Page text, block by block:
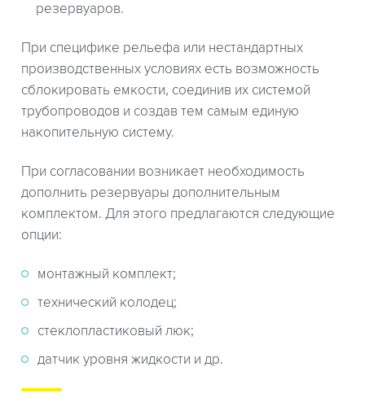
резервуаров.
При специфике рельефа или нестандартных
производственных условиях есть возможность
сблокировать емкости, соединив их системой
трубопроводов и создав тем самым единую
накопительную систему.
При согласовании возникает необходимость
дополнить резервуары дополнительным
комплектом. Для этого предлагаются следующие
опции:
монтажный комплект;
технический колодец;
стеклопластиковый люк;
датчик уровня жидкости и др.